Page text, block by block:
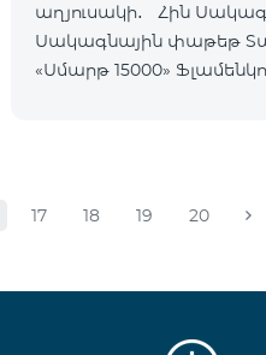
աղյուսակի․ Հին Սակագնային փաթեթ Նոր
Սակագնային փաթեթ Տանգո Հետվճարային
«Սմարթ 15000» Ֆլամենկո
17 18 19 20